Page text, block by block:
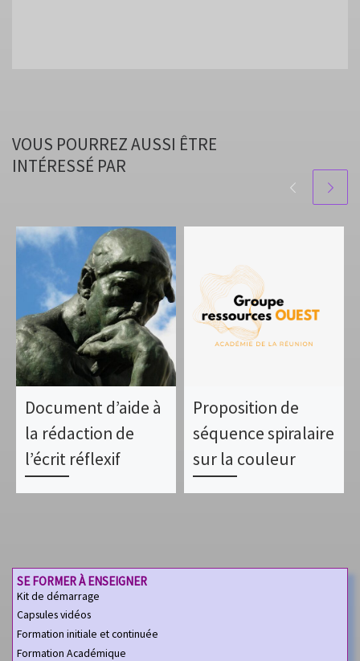
VOUS POURREZ AUSSI ÊTRE
INTÉRESSÉ PAR
Document d’aide à
la rédaction de
l’écrit réflexif
Proposition de
séquence spiralaire
sur la couleur
SE FORMER À ENSEIGNER
Kit de démarrage
Capsules vidéos
Formation initiale et continuée
Formation Académique